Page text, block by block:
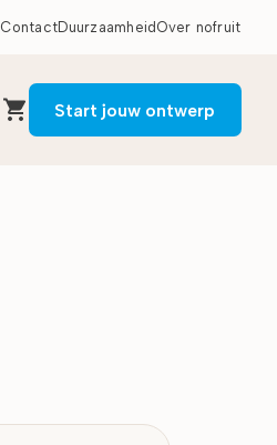
ContactDuurzaamheid Over nofruit
Start jouw ontwerp